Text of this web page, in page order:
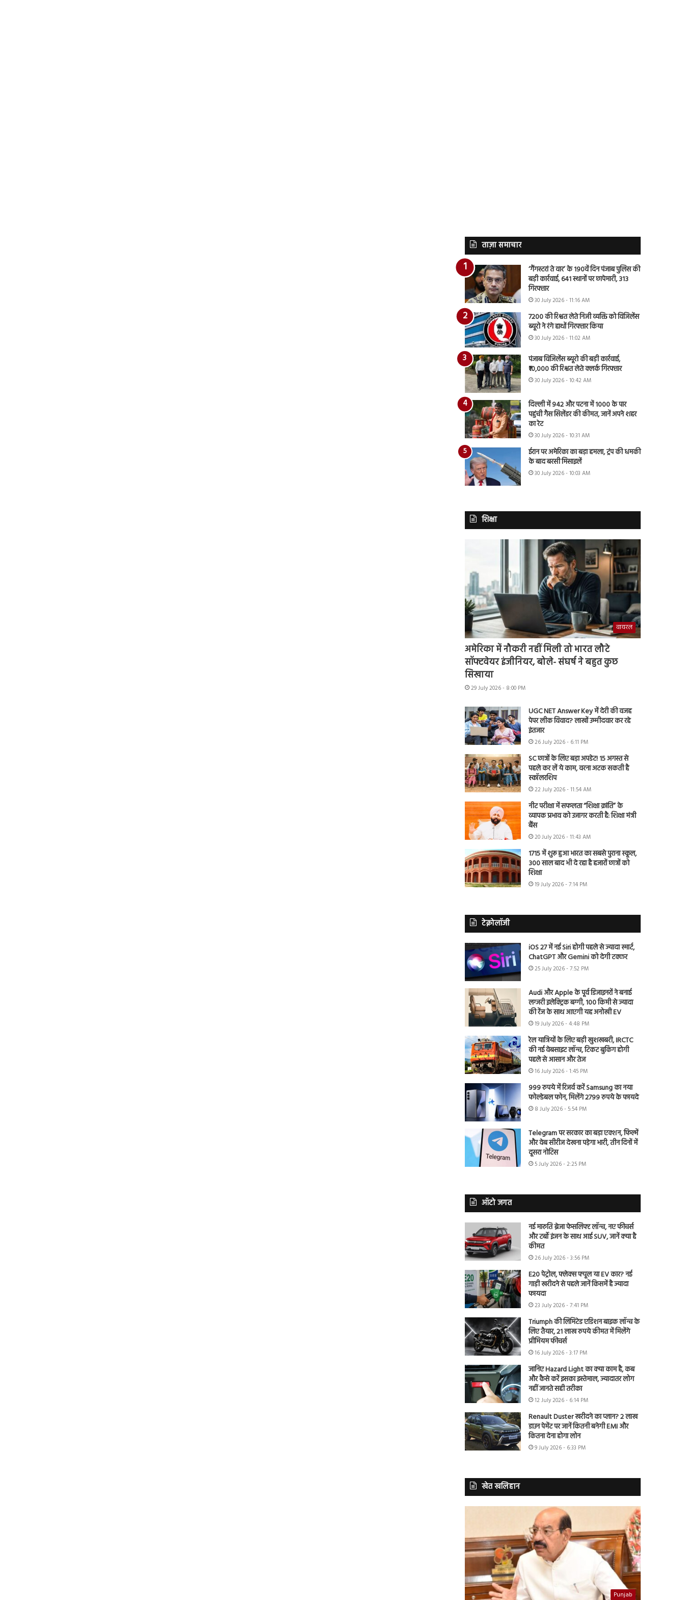
ताज़ा समाचार
‘गैंगस्टरां ते वार’ के 190वें दिन पंजाब पुलिस की
बड़ी कार्रवाई, 641 स्थानों पर छापेमारी, 313
गिरफ्तार
30 July 2026 - 11:16 AM
7200 की रिश्वत लेते निजी व्यक्ति को विजिलेंस
ब्यूरो ने रंगे हाथों गिरफ्तार किया
30 July 2026 - 11:02 AM
पंजाब विजिलेंस ब्यूरो की बड़ी कार्रवाई,
₹10,000 की रिश्वत लेते क्लर्क गिरफ्तार
30 July 2026 - 10:42 AM
दिल्ली में 942 और पटना में 1000 के पार
पहुंची गैस सिलेंडर की कीमत, जानें अपने शहर
का रेट
30 July 2026 - 10:31 AM
ईरान पर अमेरिका का बड़ा हमला, ट्रंप की धमकी
के बाद बरसी मिसाइलें
30 July 2026 - 10:03 AM
शिक्षा
वायरल
अमेरिका में नौकरी नहीं मिली तो भारत लौटे
सॉफ्टवेयर इंजीनियर, बोले- संघर्ष ने बहुत कुछ
सिखाया
29 July 2026 - 8:00 PM
UGC NET Answer Key में देरी की वजह
पेपर लीक विवाद? लाखों उम्मीदवार कर रहे
इंतजार
26 July 2026 - 6:11 PM
SC छात्रों के लिए बड़ा अपडेट! 15 अगस्त से
पहले कर लें ये काम, वरना अटक सकती है
स्कॉलरशिप
22 July 2026 - 11:54 AM
नीट परीक्षा में सफलता “शिक्षा क्रांति” के
व्यापक प्रभाव को उजागर करती है: शिक्षा मंत्री
बैंस
20 July 2026 - 11:43 AM
1715 में शुरू हुआ भारत का सबसे पुराना स्कूल,
300 साल बाद भी दे रहा है हजारों छात्रों को
शिक्षा
19 July 2026 - 7:14 PM
टेक्नोलॉजी
iOS 27 में नई Siri होगी पहले से ज्यादा स्मार्ट,
ChatGPT और Gemini को देगी टक्कर
25 July 2026 - 7:52 PM
Audi और Apple के पूर्व डिजाइनरों ने बनाई
लग्जरी इलेक्ट्रिक बग्गी, 100 किमी से ज्यादा
की रेंज के साथ आएगी यह अनोखी EV
19 July 2026 - 4:48 PM
रेल यात्रियों के लिए बड़ी खुशखबरी, IRCTC
की नई वेबसाइट लॉन्च, टिकट बुकिंग होगी
पहले से आसान और तेज
16 July 2026 - 1:45 PM
999 रुपये में रिजर्व करें Samsung का नया
फोल्डेबल फोन, मिलेंगे 2799 रुपये के फायदे
8 July 2026 - 5:54 PM
Telegram पर सरकार का बड़ा एक्शन, फिल्में
और वेब सीरीज देखना पड़ेगा भारी, तीन दिनों में
दूसरा नोटिस
5 July 2026 - 2:25 PM
ऑटो जगत
नई मारुति ब्रेजा फेसलिफ्ट लॉन्च, नए फीचर्स
और टर्बो इंजन के साथ आई SUV, जानें क्या है
कीमत
26 July 2026 - 3:56 PM
E20 पेट्रोल, फ्लेक्स फ्यूल या EV कार? नई
गाड़ी खरीदने से पहले जानें किसमें है ज्यादा
फायदा
23 July 2026 - 7:41 PM
Triumph की लिमिटेड एडिशन बाइक लॉन्च के
लिए तैयार, 21 लाख रुपये कीमत में मिलेंगे
प्रीमियम फीचर्स
16 July 2026 - 3:17 PM
जानिए Hazard Light का क्या काम है, कब
और कैसे करें इसका इस्तेमाल, ज्यादातर लोग
नहीं जानते सही तरीका
12 July 2026 - 6:14 PM
Renault Duster खरीदने का प्लान? 2 लाख
डाउन पेमेंट पर जानें कितनी बनेगी EMI और
कितना देना होगा लोन
9 July 2026 - 6:33 PM
खेत खलिहान
Punjab